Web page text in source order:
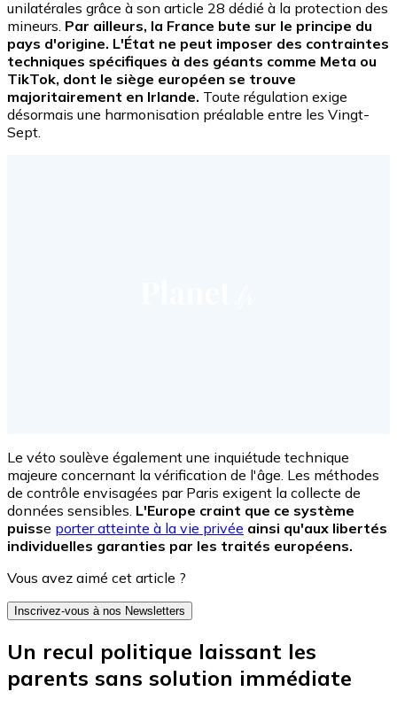
unilatérales grâce à son article 28 dédié à la protection des
mineurs. Par ailleurs, la France bute sur le principe du
pays d'origine. L'État ne peut imposer des contraintes
techniques spécifiques à des géants comme Meta ou
TikTok, dont le siège européen se trouve
majoritairement en Irlande. Toute régulation exige
désormais une harmonisation préalable entre les Vingt-
Sept.
Le véto soulève également une inquiétude technique
majeure concernant la vérification de l'âge. Les méthodes
de contrôle envisagées par Paris exigent la collecte de
données sensibles. L'Europe craint que ce système
puisse porter atteinte à la vie privée ainsi qu'aux libertés
individuelles garanties par les traités européens.
Vous avez aimé cet article ?
Inscrivez-vous à nos Newsletters
Un recul politique laissant les
parents sans solution immédiate